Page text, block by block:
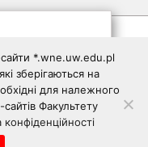
prawa zastrzeżone.
*.wne.uw.edu.pl
зберігаються на
для належного
Факультету
конфіденційності